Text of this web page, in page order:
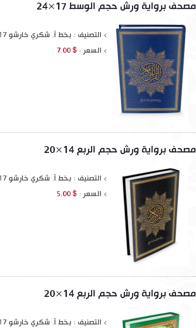
مصحف برواية ورش حجم الوسط 17×24
التصنيف : بخط أ. شكري خارشو 17 سطر
السعر : $ 7.00
مصحف برواية ورش حجم الربع 14×20
التصنيف : بخط أ. شكري خارشو 17 سطر
السعر : $ 5.00
مصحف برواية ورش حجم الربع 14×20
التصنيف : بخط أ. شكري خارشو 17 سطر